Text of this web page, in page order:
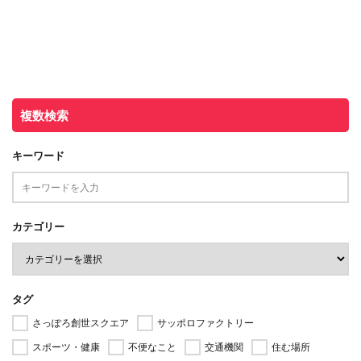
複数検索
キーワード
カテゴリー
タグ
さっぽろ創世スクエア
サッポロファクトリー
スポーツ・健康
不便なこと 交通機関 住む場所